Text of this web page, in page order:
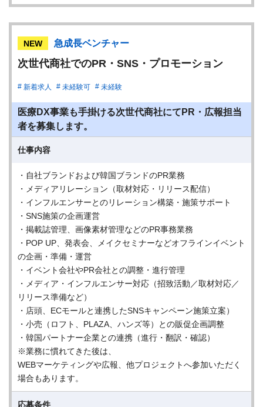
NEW 急成長ベンチャー
次世代商社でのPR・SNS・プロモーション
新着求人 未経験可 未経験
医療DX事業も手掛ける次世代商社にてPR・広報担当
者を募集します。
仕事内容
・自社ブランドおよび韓国ブランドのPR業務
・メディアリレーション（取材対応・リリース配信）
・インフルエンサーとのリレーション構築・施策サポート
・SNS施策の企画運営
・掲載誌管理、画像素材管理などのPR事務業務
・POP UP、発表会、メイクセミナーなどオフラインイベント
の企画・準備・運営
・イベント会社やPR会社との調整・進行管理
・メディア・インフルエンサー対応（招致活動／取材対応／
リリース準備など）
・店頭、ECモールと連携したSNSキャンペーン施策立案）
・小売（ロフト、PLAZA、ハンズ等）との販促企画調整
・韓国パートナー企業との連携（進行・翻訳・確認）
※業務に慣れてきた後は、
WEBマーケティングや広報、他プロジェクトへ参加いただく
場合もあります。
応募条件